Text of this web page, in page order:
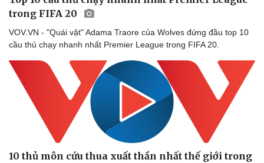
Sân khấu - Điện ảnh
Âm nhạc
trong FIFA 20
VOV.VN - "Quái vật" Adama Traore của Wolves đứng đầu top 10
cầu thủ chạy nhanh nhất Premier League trong FIFA 20.
10 thủ môn cứu thua xuất thần nhất thế giới trong